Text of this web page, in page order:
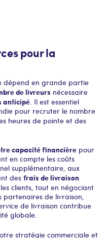
pour la
dépend en grande partie
de livreurs nécessaire
anticipé . Il est essentiel
pour recruter le nombre
heures de pointe et des
capacité financière pour
en compte les coûts
supplémentaire, aux
des frais de livraison
clients, tout en négociant
de livraison,
de livraison contribue
globale.
stratégie commerciale et